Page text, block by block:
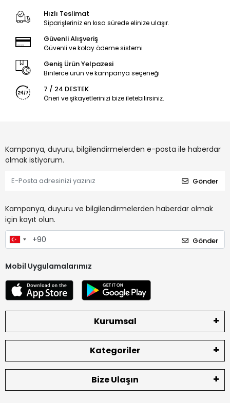
Hızlı Teslimat
Siparişleriniz en kısa sürede elinize ulaşır.
Güvenli Alışveriş
Güvenli ve kolay ödeme sistemi
Geniş Ürün Yelpazesi
Binlerce ürün ve kampanya seçeneği
7 / 24 DESTEK
Öneri ve şikayetlerinizi bize iletebilirsiniz.
Kampanya, duyuru, bilgilendirmelerden e-posta ile haberdar
olmak istiyorum.
Gönder
Kampanya, duyuru ve bilgilendirmelerden haberdar olmak
için kayıt olun.
Gönder
Mobil Uygulamalarımız
Kurumsal
Kategoriler
Bize Ulaşın